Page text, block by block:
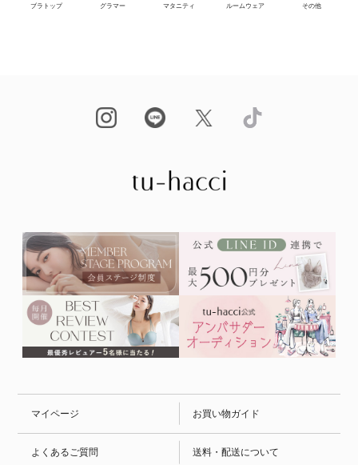
ブラトップ グラマー マタニティ ルームウェア その他
マイページ お買い物ガイド
よくあるご質問 送料・配送について